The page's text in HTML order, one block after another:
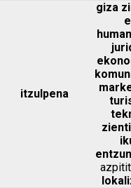
itzulpena
giza